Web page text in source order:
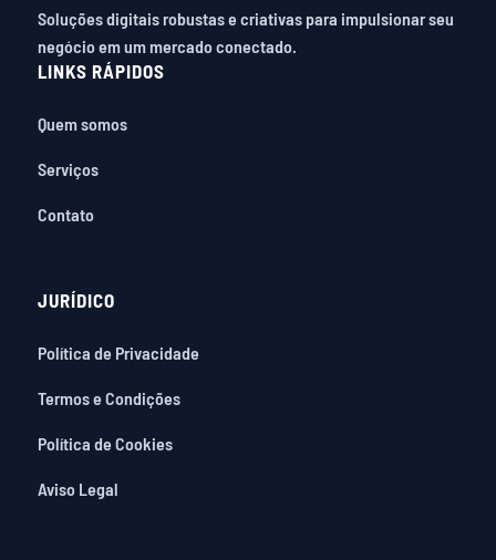
Soluções digitais robustas e criativas para impulsionar seu
negócio em um mercado conectado.
LINKS RÁPIDOS
Quem somos
Serviços
Contato
JURÍDICO
Política de Privacidade
Termos e Condições
Política de Cookies
Aviso Legal